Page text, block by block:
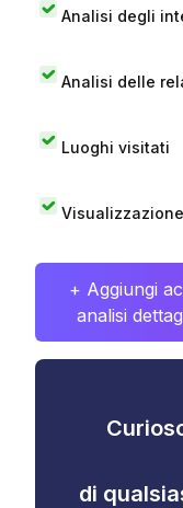
Analisi degli
Analisi delle
Luoghi visitati
+ Aggiungi
analisi
di